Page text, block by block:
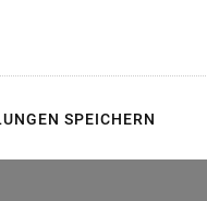
SPEICHERN